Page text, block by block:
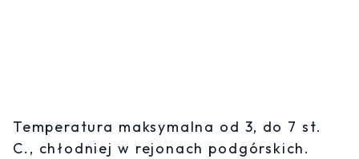
Temperatura maksymalna od 3, do 7 st.
C., chłodniej w rejonach podgórskich.